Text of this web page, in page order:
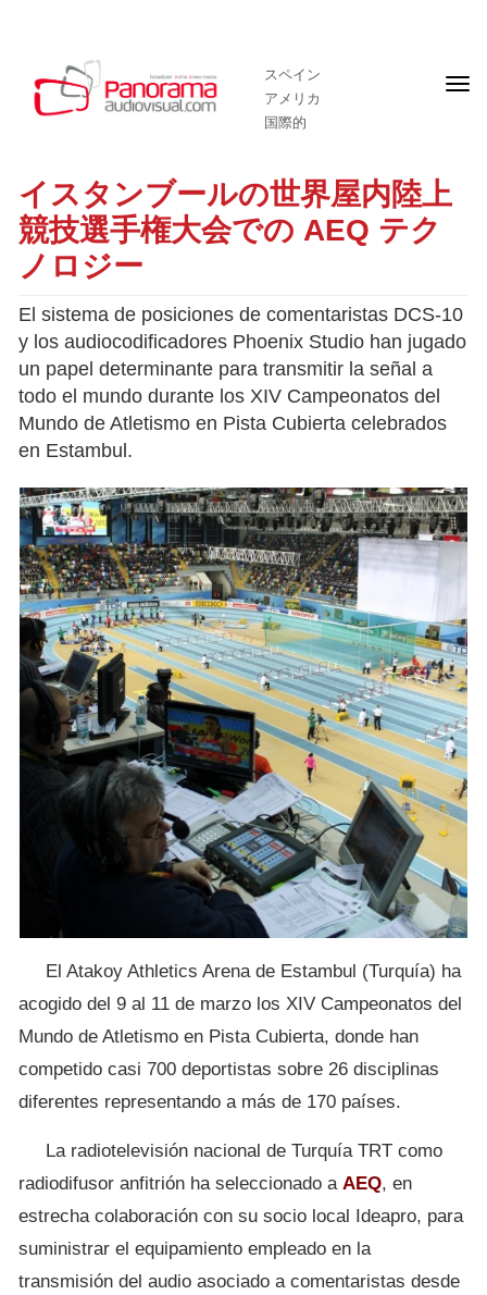
スペイン
アメリカ
国際的
フ
イスタンブールの世界屋内陸上
競技選手権大会での AEQ テク
ノロジー
El sistema de posiciones de comentaristas DCS-10
y los audiocodificadores Phoenix Studio han jugado
un papel determinante para transmitir la señal a
todo el mundo durante los XIV Campeonatos del
Mundo de Atletismo en Pista Cubierta celebrados
en Estambul.
El Atakoy Athletics Arena de Estambul (Turquía) ha
acogido del 9 al 11 de marzo los XIV Campeonatos del
Mundo de Atletismo en Pista Cubierta, donde han
competido casi 700 deportistas sobre 26 disciplinas
diferentes representando a más de 170 países.
La radiotelevisión nacional de Turquía TRT como
radiodifusor anfitrión ha seleccionado a AEQ, en
estrecha colaboración con su socio local Ideapro, para
suministrar el equipamiento empleado en la
transmisión del audio asociado a comentaristas desde